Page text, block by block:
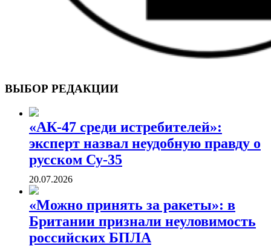
ВОЕННЫЕ СТРАНИЦЫ
СТАТЬИ ВОЕННОЙ ТЕМАТИКИ
ВЫБОР РЕДАКЦИИ
«АК-47 среди истребителей»:
эксперт назвал неудобную правду о
русском Су-35
20.07.2026
«Можно принять за ракеты»: в
Британии признали неуловимость
российских БПЛА